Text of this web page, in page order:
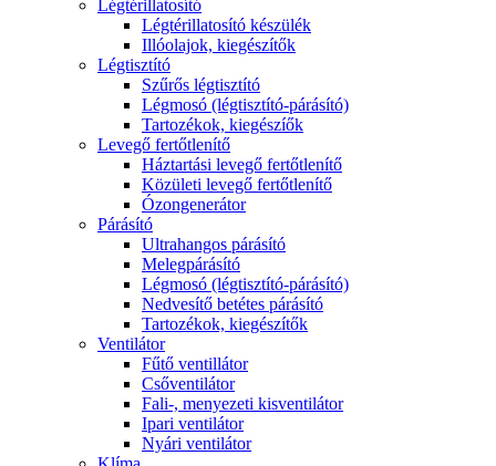
Légtérillatosító
Légtérillatosító készülék
Illóolajok, kiegészítők
Légtisztító
Szűrős légtisztító
Légmosó (légtisztító-párásító)
Tartozékok, kiegészíők
Levegő fertőtlenítő
Háztartási levegő fertőtlenítő
Közületi levegő fertőtlenítő
Ózongenerátor
Párásító
Ultrahangos párásító
Melegpárásító
Légmosó (légtisztító-párásító)
Nedvesítő betétes párásító
Tartozékok, kiegészítők
Ventilátor
Fűtő ventillátor
Csőventilátor
Fali-, menyezeti kisventilátor
Ipari ventilátor
Nyári ventilátor